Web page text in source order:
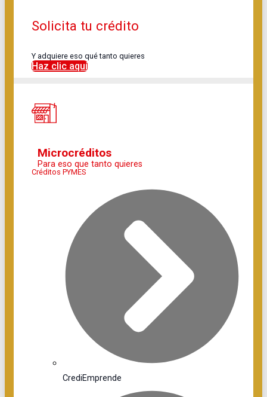
Solicita tu crédito
Y adquiere eso qué tanto quieres
Haz clic aquí
Microcréditos
Para eso que tanto quieres
Créditos PYMES
CrediEmprende